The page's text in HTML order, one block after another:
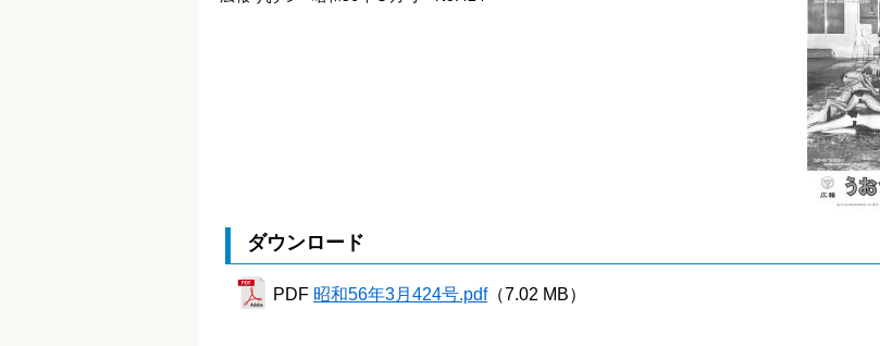
ダウンロード
PDF 昭和56年3月424号.pdf（7.02 MB）